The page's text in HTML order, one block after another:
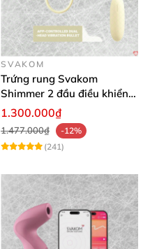
SVAKOM
Trứng rung Svakom
Shimmer 2 đầu điều khiển
app tiện lợi
1.300.000₫
1.477.000₫
-12%
(241)